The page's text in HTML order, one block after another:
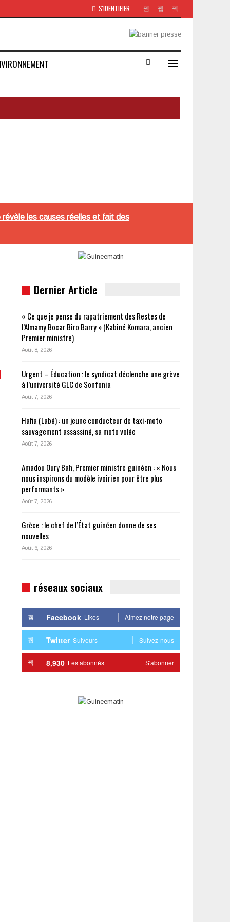
S'IDENTIFIER
les causes réelles et fait des
Dernier Article
« Ce que je pense du rapatriement des Restes de
l’Almamy Bocar Biro Barry » (Kabiné Komara, ancien
Premier ministre)
Août 8, 2026
Urgent – Éducation : le syndicat déclenche une grève
à l’université GLC de Sonfonia
Août 7, 2026
Hafia (Labé) : un jeune conducteur de taxi-moto
sauvagement assassiné, sa moto volée
Août 7, 2026
Amadou Oury Bah, Premier ministre guinéen : « Nous
nous inspirons du modèle ivoirien pour être plus
performants »
Août 7, 2026
Grèce : le chef de l’État guinéen donne de ses
nouvelles
Août 6, 2026
réseaux sociaux
Facebook Likes Aimez notre page
Twitter Suiveurs Suivez-nous
8,930 Les abonnés S'abonner